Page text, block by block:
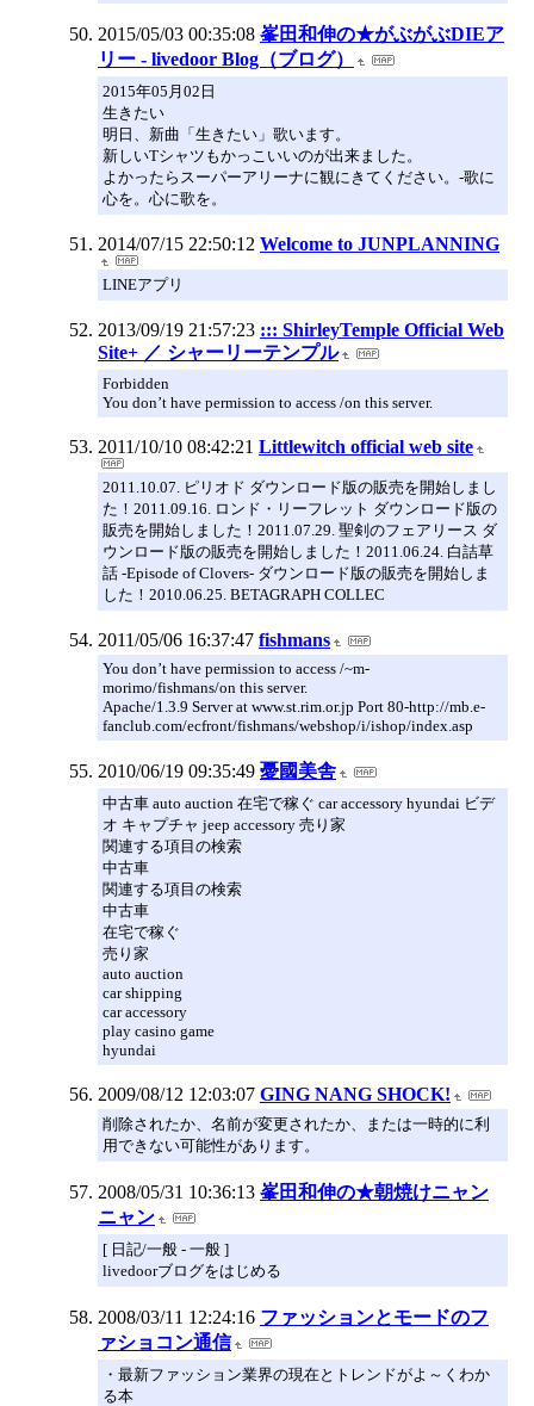
2015/05/03 00:35:08 峯田和伸の★がぶがぶDIEア
リー - livedoor Blog（ブログ）
2015年05月02日
生きたい
明日、新曲「生きたい」歌います。
新しいTシャツもかっこいいのが出来ました。
よかったらスーパーアリーナに観にきてください。-歌に
心を。心に歌を。
2014/07/15 22:50:12 Welcome to JUNPLANNING
LINEアプリ
2013/09/19 21:57:23 ::: ShirleyTemple Official Web
Site+ ／ シャーリーテンプル
Forbidden
You don’t have permission to access /on this server.
2011/10/10 08:42:21 Littlewitch official web site
2011.10.07. ピリオド ダウンロード版の販売を開始しまし
た！2011.09.16. ロンド・リーフレット ダウンロード版の
販売を開始しました！2011.07.29. 聖剣のフェアリース ダ
ウンロード版の販売を開始しました！2011.06.24. 白詰草
話 -Episode of Clovers- ダウンロード版の販売を開始しま
した！2010.06.25. BETAGRAPH COLLEC
2011/05/06 16:37:47 fishmans
You don’t have permission to access /~m-
morimo/fishmans/on this server.
Apache/1.3.9 Server at www.st.rim.or.jp Port 80-http://mb.e-
fanclub.com/ecfront/fishmans/webshop/i/ishop/index.asp
2010/06/19 09:35:49 憂國美舎
中古車 auto auction 在宅で稼ぐ car accessory hyundai ビデ
オ キャプチャ jeep accessory 売り家
関連する項目の検索
中古車
関連する項目の検索
中古車
在宅で稼ぐ
売り家
auto auction
car shipping
car accessory
play casino game
hyundai
2009/08/12 12:03:07 GING NANG SHOCK!
削除されたか、名前が変更されたか、または一時的に利
用できない可能性があります。
2008/05/31 10:36:13 峯田和伸の★朝焼けニャン
ニャン
[ 日記/一般 - 一般 ]
livedoorブログをはじめる
2008/03/11 12:24:16 ファッションとモードのフ
ァショコン通信
・最新ファッション業界の現在とトレンドがよ～くわか
る本